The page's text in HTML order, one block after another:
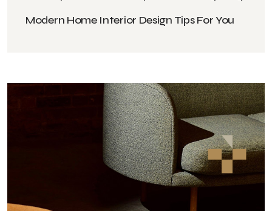
Modern Home Interior Design Tips For You